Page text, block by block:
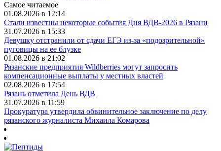
Самое читаемое
01.08.2026 в 12:14
Стали известны некоторые события Дня ВДВ-2026 в Рязани
31.07.2026 в 15:33
Девушку отстранили от сдачи ЕГЭ из-за «подозрительной»
пуговицы на ее блузке
01.08.2026 в 21:02
Рязанские предприятия Wildberries могут запросить
компенсационные выплаты у местных властей
02.08.2026 в 17:54
Рязань отметила День ВДВ
31.07.2026 в 11:59
Прокуратура утвердила обвинительное заключение по делу
рязанского журналиста Михаила Комарова